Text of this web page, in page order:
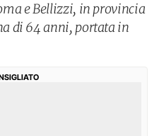
e Bellizzi, in provincia
di 64 anni, portata in